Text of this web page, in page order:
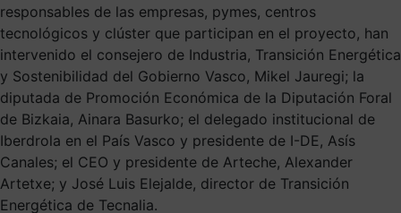
responsables de las empresas, pymes, centros
tecnológicos y clúster que participan en el proyecto, han
intervenido el consejero de Industria, Transición Energética
y Sostenibilidad del Gobierno Vasco, Mikel Jauregi; la
diputada de Promoción Económica de la Diputación Foral
de Bizkaia, Ainara Basurko; el delegado institucional de
Iberdrola en el País Vasco y presidente de I-DE, Asís
Canales; el CEO y presidente de Arteche, Alexander
Artetxe; y José Luis Elejalde, director de Transición
Energética de Tecnalia.